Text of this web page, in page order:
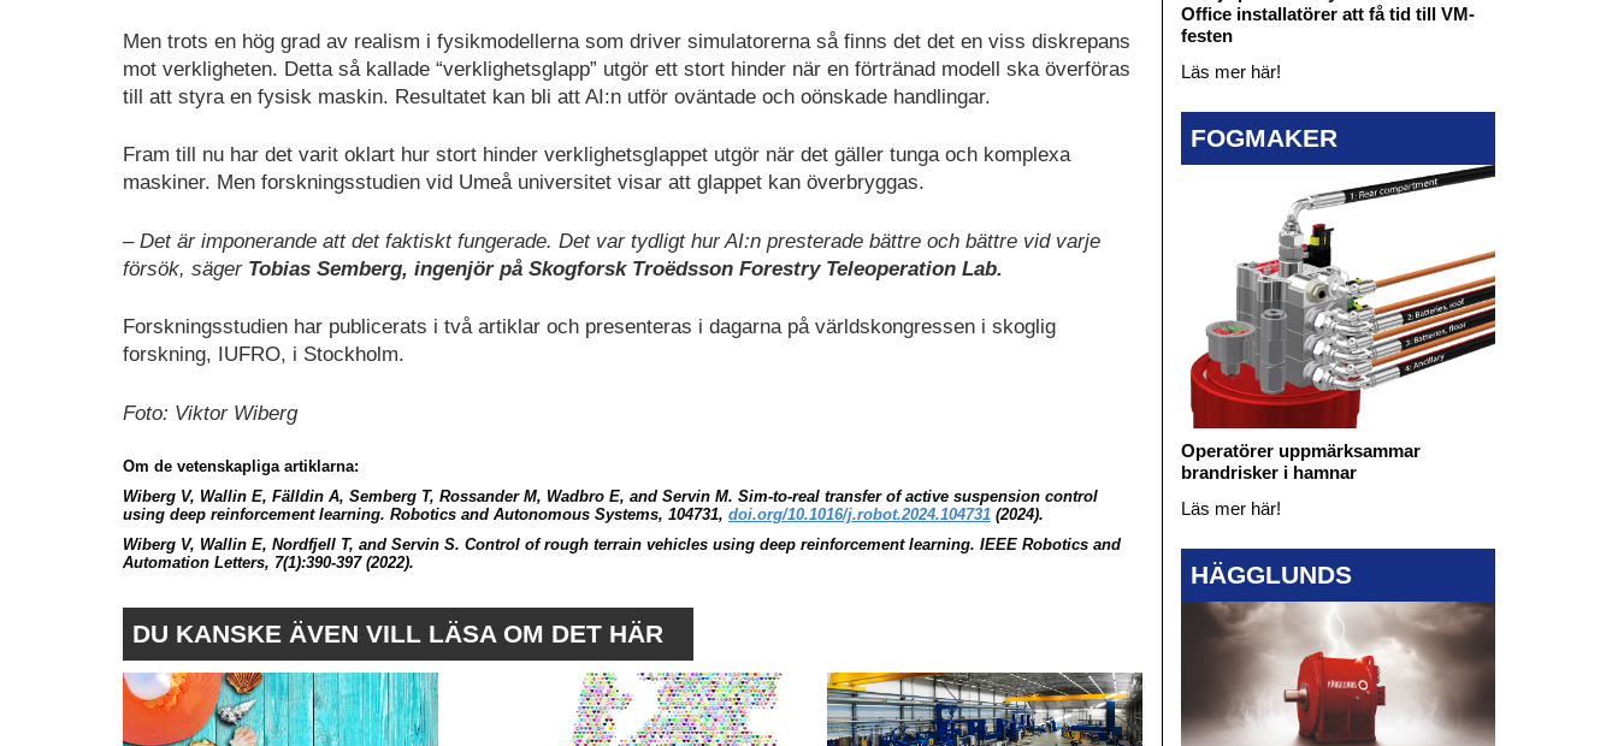
Men trots en hög grad av realism i fysikmodellerna som driver simulatorerna så finns det det en viss diskrepans
mot verkligheten. Detta så kallade “verklighetsglapp” utgör ett stort hinder när en förtränad modell ska överföras
till att styra en fysisk maskin. Resultatet kan bli att AI:n utför oväntade och oönskade handlingar.
Fram till nu har det varit oklart hur stort hinder verklighetsglappet utgör när det gäller tunga och komplexa
maskiner. Men forskningsstudien vid Umeå universitet visar att glappet kan överbryggas.
– Det är imponerande att det faktiskt fungerade. Det var tydligt hur AI:n presterade bättre och bättre vid varje
försök, säger Tobias Semberg, ingenjör på Skogforsk Troëdsson Forestry Teleoperation Lab.
Forskningsstudien har publicerats i två artiklar och presenteras i dagarna på världskongressen i skoglig
forskning, IUFRO, i Stockholm.
Foto: Viktor Wiberg
Om de vetenskapliga artiklarna:
Wiberg V, Wallin E, Fälldin A, Semberg T, Rossander M, Wadbro E, and Servin M. Sim-to-real transfer of active suspension control
using deep reinforcement learning. Robotics and Autonomous Systems, 104731, doi.org/10.1016/j.robot.2024.104731 (2024).
Wiberg V, Wallin E, Nordfjell T, and Servin S. Control of rough terrain vehicles using deep reinforcement learning. IEEE Robotics and
Automation Letters, 7(1):390-397 (2022).
DU KANSKE ÄVEN VILL LÄSA OM DET HÄR
Office installatörer att få tid till VM-
festen
Läs mer här!
FOGMAKER
Operatörer uppmärksammar
brandrisker i hamnar
Läs mer här!
HÄGGLUNDS